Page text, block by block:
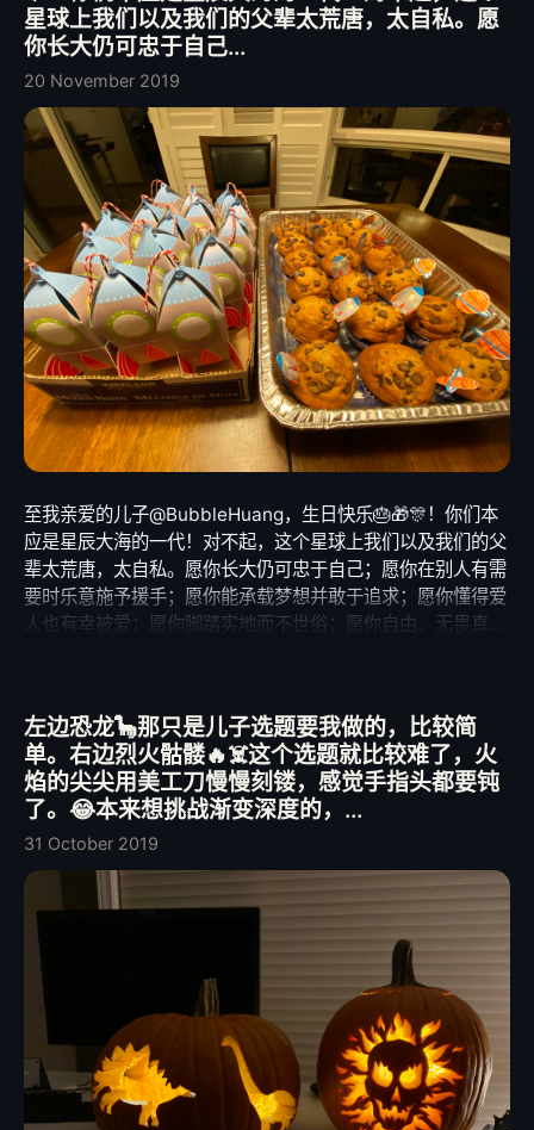
行李依然无条件放行的签到柜台等。 其实三千个口罩不算什
么，根据我们了解到的前线医院实际情况，就物资短缺的程度
来说，估计也撑不了多久。故起步时，就以“微薄之力，共度
难关”为出发点，并且从一开始就坚持，必须绕过红会等丧尽
天良的组织，亲自送入医院。在各界人士的帮助下，我们终于
达成此芝麻小善。感谢各位，没有各位的帮助，此行甚比登
天。我们也知道很多人会说，目前物资分配出现各种问题，各
部门出现信任危机，这些暂且不表。我们要做的事情很简单，
出微薄之力，帮助最有需要的前线医护人员，哪怕只是杯水车
薪。 曾于书上读到一文鸡汤，对我影响深远。话说退潮的海
滩，小孩正捧起一条条因搁浅而奄奄一息的小鱼送回大海。大
人纳闷，问那么多的小鱼，你救得了多少？那么辛苦，谁在
乎？小孩边忙着把送小鱼，边说，这条在乎，这一条也在乎。
——- ——- ——- ——- ——- ——- ——- 最后再次感谢小伙
伴们（字母顺序）： 陈颖：2000 Sindy：1000 三乐佳人：
600 许晓聪：2000 YeungKC：1000 Frank, Ju, 李依玲, 匿
名小狗, 匿名小猫, 匿名鸳鸯, 小淇淋, Leask：7215 合计善
花费：13815 ——- ——- ——- ——- ——- ——- ——-
Leask Feb 11, 2020
星球上我们以及我们的父辈太荒唐，太自私。愿
你长大仍可忠于自己...
20 November 2019
至我亲爱的儿子@BubbleHuang，生日快乐🎂🎁🎊！你们本
应是星辰大海的一代！对不起，这个星球上我们以及我们的父
辈太荒唐，太自私。愿你长大仍可忠于自己；愿你在别人有需
要时乐意施予援手；愿你能承载梦想并敢于追求；愿你懂得爱
人也有幸被爱；愿你脚踏实地而不世俗；愿你自由、无畏真
左边恐龙🦕那只是儿子选题要我做的，比较简
单。右边烈火骷髅🔥☠️这个选题就比较难了，火
焰的尖尖用美工刀慢慢刻镂，感觉手指头都要钝
了。😂本来想挑战渐变深度的，...
31 October 2019